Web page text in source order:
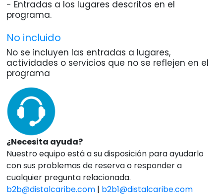
- Entradas a los lugares descritos en el
programa.
No incluido
No se incluyen las entradas a lugares,
actividades o servicios que no se reflejen en el
programa
¿Necesita ayuda?
Nuestro equipo está a su disposición para ayudarlo
con sus problemas de reserva o responder a
cualquier pregunta relacionada.
b2b@distalcaribe.com | b2b1@distalcaribe.com